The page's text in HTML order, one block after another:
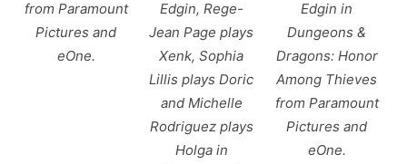
from Paramount
Pictures and
eOne.
Edgin, Rege-
Jean Page plays
Xenk, Sophia
Lillis plays Doric
and Michelle
Rodriguez plays
Holga in
Edgin in
Dungeons &
Dragons: Honor
Among Thieves
from Paramount
Pictures and
eOne.